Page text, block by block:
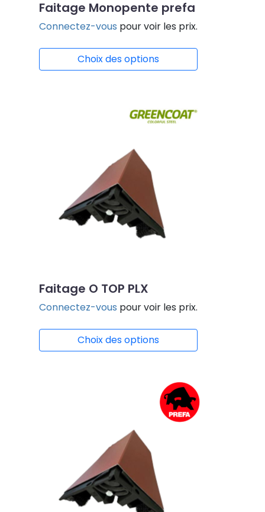
Faitage Monopente prefa
Connectez-vous pour voir les prix.
Choix des options
Faitage O TOP PLX
Connectez-vous pour voir les prix.
Choix des options